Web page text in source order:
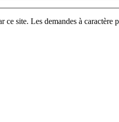
ce site. Les demandes à caractère